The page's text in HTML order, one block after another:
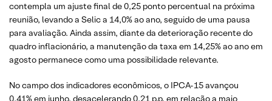
contempla um ajuste final de 0,25 ponto percentual na próxima
reunião, levando a Selic a 14,0% ao ano, seguido de uma pausa
para avaliação. Ainda assim, diante da deterioração recente do
quadro inflacionário, a manutenção da taxa em 14,25% ao ano em
agosto permanece como uma possibilidade relevante.
No campo dos indicadores econômicos, o IPCA-15 avançou
0,41% em junho, desacelerando 0,21 p.p. em relação a maio